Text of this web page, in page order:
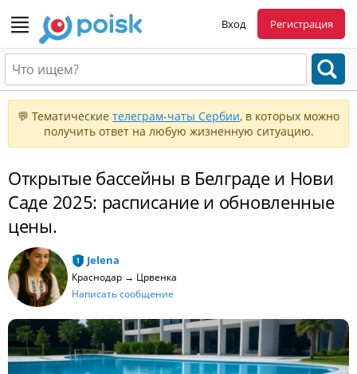
Вход Регистрация
💬 Тематические телеграм-чаты Сербии, в которых можно
получить ответ на любую жизненную ситуацию.
Открытые бассейны в Белграде и Нови
Саде 2025: расписание и обновленные
цены.
Jelena
Краснодар → Црвенка
Написать сообщение